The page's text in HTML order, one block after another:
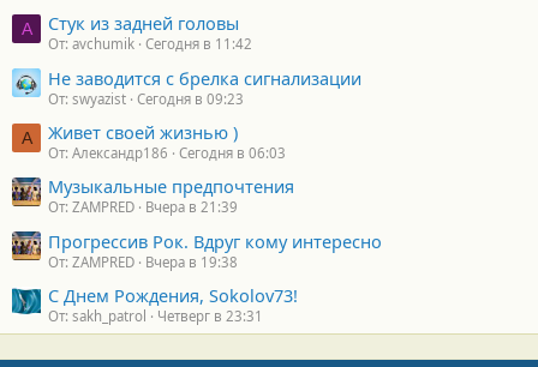
A Стук из задней головы
От: avchumik Сегодня в 11:42
Не заводится с брелка сигнализации
От: swyazist Сегодня в 09:23
А Живет своей жизнью )
От: Александр186 Сегодня в 06:03
Музыкальные предпочтения
От: ZAMPRED Вчера в 21:39
Прогрессив Рок. Вдруг кому интересно
От: ZAMPRED Вчера в 19:38
С Днем Рождения, Sokolov73!
От: sakh_patrol Четверг в 23:31